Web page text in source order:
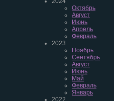
Октябрь
Август
Июнь
Апрель
Февраль
2023
Ноябрь
Сентябрь
Август
Июнь
Май
Февраль
Январь
2022